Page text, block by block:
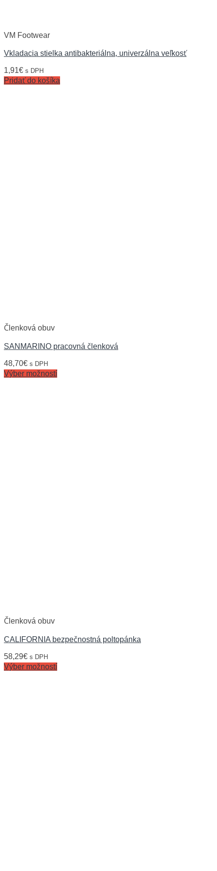
VM Footwear
Vkladacia stielka antibakteriálna, univerzálna veľkosť
1,91€ s DPH
Pridať do košíka
Členková obuv
SANMARINO pracovná členková
48,70€ s DPH
Výber možností
Členková obuv
CALIFORNIA bezpečnostná poltopánka
58,29€ s DPH
Výber možností